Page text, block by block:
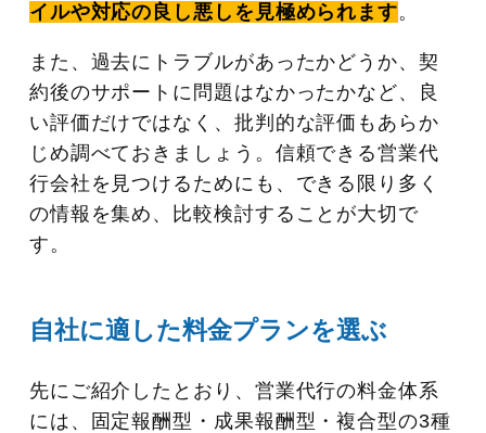
イルや対応の良し悪しを見極められます。
また、過去にトラブルがあったかどうか、契
約後のサポートに問題はなかったかなど、良
い評価だけではなく、批判的な評価もあらか
じめ調べておきましょう。信頼できる営業代
行会社を見つけるためにも、できる限り多く
の情報を集め、比較検討することが大切で
す。
自社に適した料金プランを選ぶ
先にご紹介したとおり、営業代行の料金体系
には、固定報酬型・成果報酬型・複合型の3種